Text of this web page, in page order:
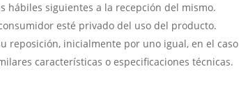
hábiles siguientes a la recepción del mismo.
esté privado del uso del producto.
reposición, inicialmente por uno igual, en el caso
características o especificaciones técnicas.